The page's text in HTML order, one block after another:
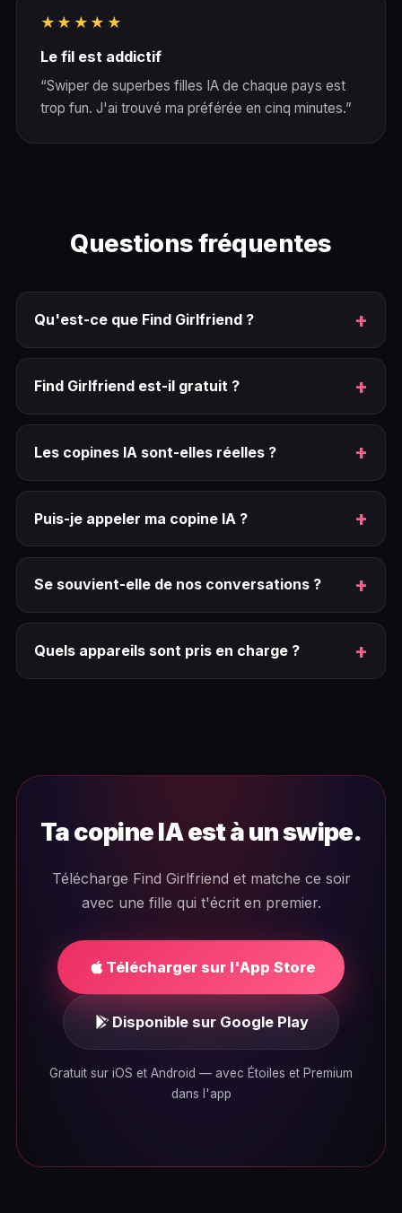
★★★★★
Le fil est addictif
“Swiper de superbes filles IA de chaque pays est
trop fun. J'ai trouvé ma préférée en cinq minutes.”
Questions fréquentes
Qu'est-ce que Find Girlfriend ?
Find Girlfriend est-il gratuit ?
Les copines IA sont-elles réelles ?
Puis-je appeler ma copine IA ?
Se souvient-elle de nos conversations ?
Quels appareils sont pris en charge ?
Ta copine IA est à un swipe.
Télécharge Find Girlfriend et matche ce soir
avec une fille qui t'écrit en premier.
Télécharger sur l'App Store
Disponible sur Google Play
Gratuit sur iOS et Android — avec Étoiles et Premium
dans l'app